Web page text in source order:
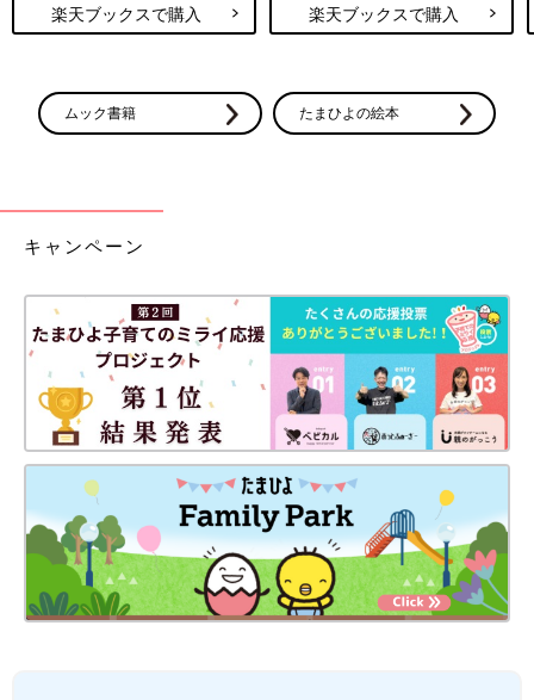
楽天ブックスで購入 楽天ブックスで購入
ムック書籍 たまひよの絵本
キャンペーン